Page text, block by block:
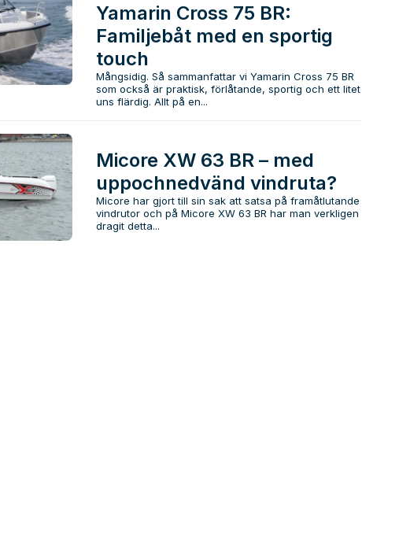
Yamarin Cross 75 BR:
Familjebåt med en sportig
touch
Mångsidig. Så sammanfattar vi Yamarin Cross 75 BR
som också är praktisk, förlåtande, sportig och ett litet
uns flärdig. Allt på en...
Micore XW 63 BR – med
uppochnedvänd vindruta?
Micore har gjort till sin sak att satsa på framåtlutande
vindrutor och på Micore XW 63 BR har man verkligen
dragit detta...